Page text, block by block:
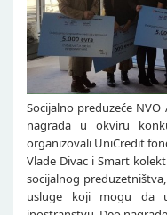
Socijalno preduzeće
nagrada u okviru
organizovali UniCredit
Vlade Divac i Smart
socijalnog
usluge koji mogu da